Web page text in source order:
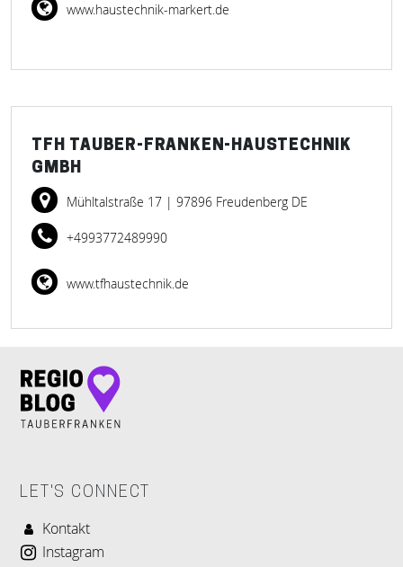
www.haustechnik-markert.de
TFH TAUBER-FRANKEN-HAUSTECHNIK
GMBH
Mühltalstraße 17 | 97896 Freudenberg DE
+4993772489990
www.tfhaustechnik.de
LET'S CONNECT
Kontakt
Instagram